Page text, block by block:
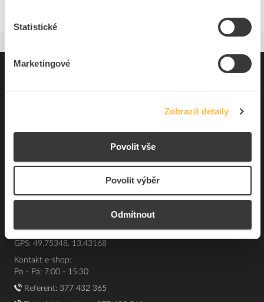
Statistické
Marketingové
Zobrazit detaily
Povolit vše
Povolit výběr
Odmítnout
Elfetex, spol. s r.o.
Česká republika
DIČ: CZ40524485
GPS: 49.75348, 13.43168
Kontakt e-shop:
Po - Pá: 7:00 - 15:30
Referent: 377 432 365